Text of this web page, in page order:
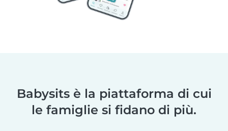
Babysits è la piattaforma di cui
le famiglie si fidano di più.